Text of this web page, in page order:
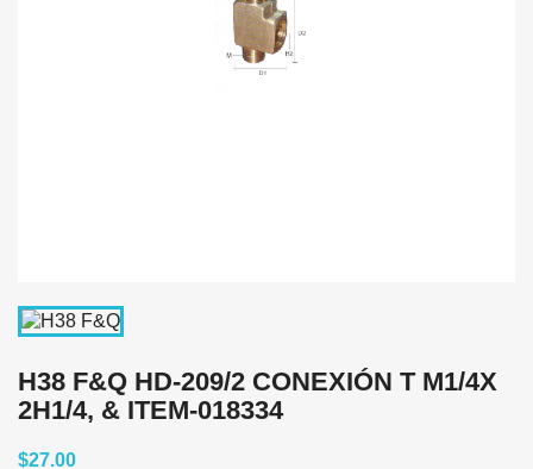
H38 F&Q HD-209/2 CONEXIÓN T M1/4X
2H1/4, & ITEM-018334
$27.00